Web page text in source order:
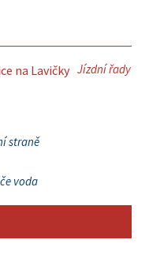
Jízdní řady
straně
voda